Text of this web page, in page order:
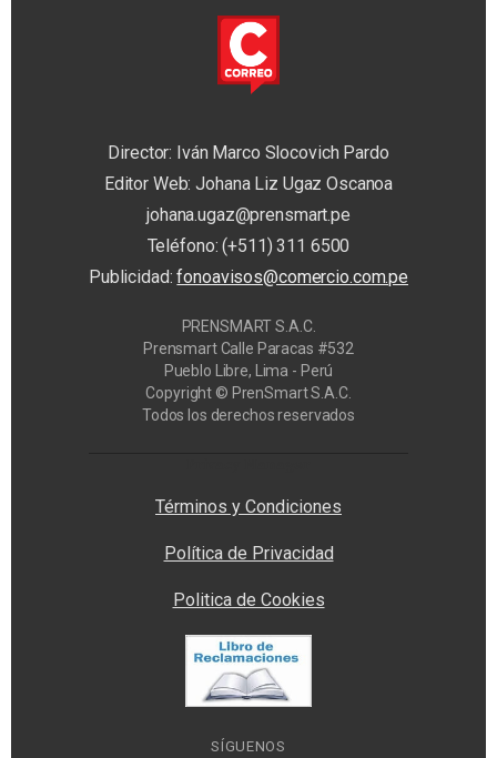
Director: Iván Marco Slocovich Pardo
Editor Web: Johana Liz Ugaz Oscanoa
johana.ugaz@prensmart.pe
Teléfono: (+511) 311 6500
Publicidad:fonoavisos@comercio.com.pe
PRENSMART S.A.C.
Prensmart Calle Paracas #532
Pueblo Libre, Lima - Perú
Copyright © PrenSmart S.A.C.
Todos los derechos reservados
Términos y Condiciones
Política de Privacidad
Politica de Cookies
SÍGUENOS